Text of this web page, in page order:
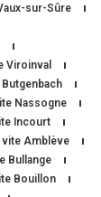
sur-Sûre
Viroinval
Nassogne
Incourt
Amblève
Bullange
Bouillon